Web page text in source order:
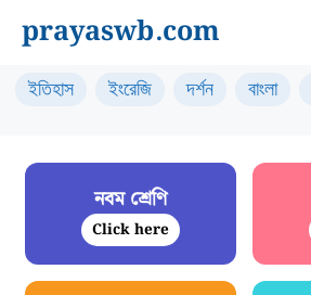
content
prayaswb.com
ইতিহাস ইংরেজি দর্শন বাংলা
নবম শ্রেণি
Click here